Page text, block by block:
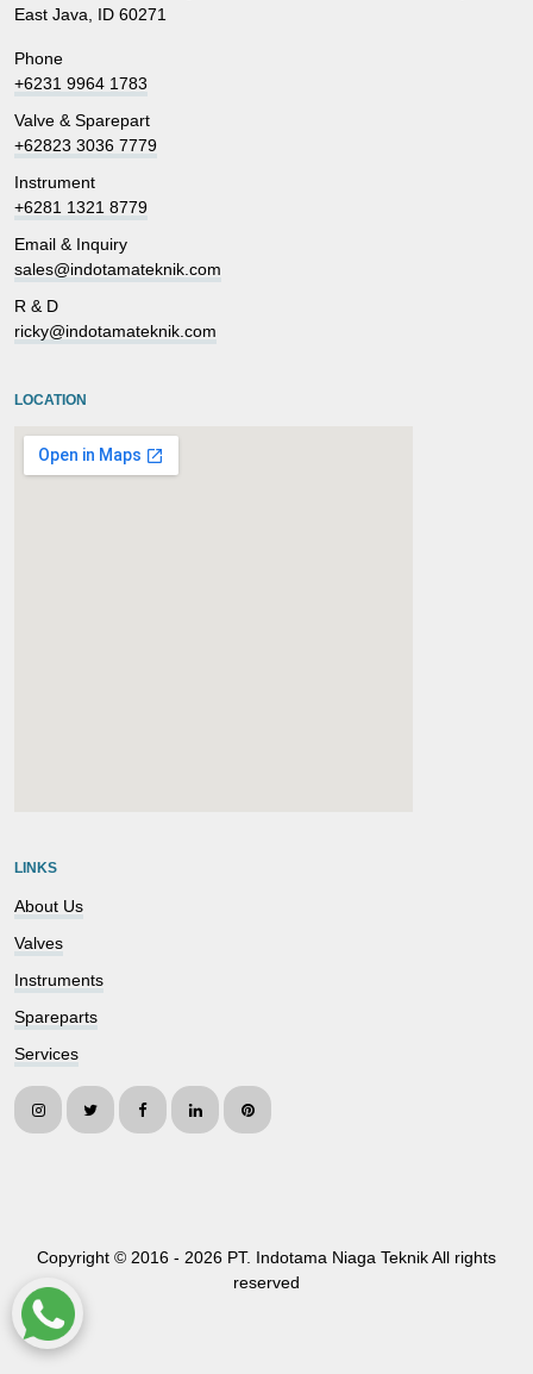
East Java, ID 60271
Phone
+6231 9964 1783
Valve & Sparepart
+62823 3036 7779
Instrument
+6281 1321 8779
Email & Inquiry
sales@indotamateknik.com
R & D
ricky@indotamateknik.com
LOCATION
LINKS
About Us
Valves
Instruments
Spareparts
Services
Copyright © 2016 - 2026 PT. Indotama Niaga Teknik All rights
reserved